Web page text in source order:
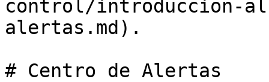
control/introduccion-
alertas.md).
# Centro de Alertas